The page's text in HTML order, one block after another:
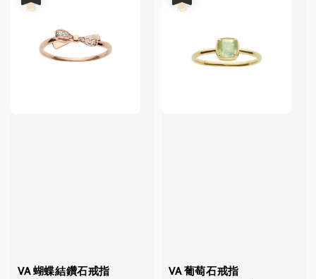
VA 蝴蝶結鑽石戒指 VA 葡萄石戒指